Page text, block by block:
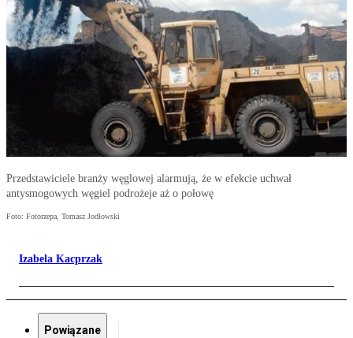
Przedstawiciele branży węglowej alarmują, że w efekcie uchwał
antysmogowych węgiel podrożeje aż o połowę
Foto: Fotorzepa, Tomasz Jodłowski
Izabela Kacprzak
Powiązane